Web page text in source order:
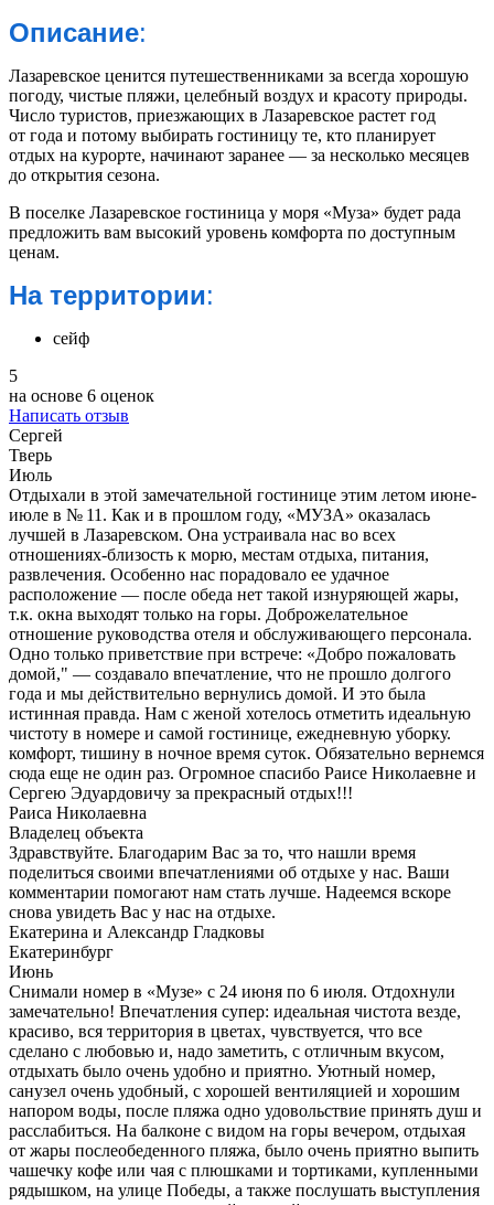
Описание:
Лазаревское ценится путешественниками за всегда хорошую
погоду, чистые пляжи, целебный воздух и красоту природы.
Число туристов, приезжающих в Лазаревское растет год
от года и потому выбирать гостиницу те, кто планирует
отдых на курорте, начинают заранее — за несколько месяцев
до открытия сезона.
В поселке Лазаревское гостиница у моря «Муза» будет рада
предложить вам высокий уровень комфорта по доступным
ценам.
На территории:
сейф
5
на основе 6 оценок
Написать отзыв
Сергей
Тверь
Июль
Отдыхали в этой замечательной гостинице этим летом июне-
июле в № 11. Как и в прошлом году, «МУЗА» оказалась
лучшей в Лазаревском. Она устраивала нас во всех
отношениях-близость к морю, местам отдыха, питания,
развлечения. Особенно нас порадовало ее удачное
расположение — после обеда нет такой изнуряющей жары,
т.к. окна выходят только на горы. Доброжелательное
отношение руководства отеля и обслуживающего персонала.
Одно только приветствие при встрече: «Добро пожаловать
домой," — создавало впечатление, что не прошло долгого
года и мы действительно вернулись домой. И это была
истинная правда. Нам с женой хотелось отметить идеальную
чистоту в номере и самой гостинице, ежедневную уборку.
комфорт, тишину в ночное время суток. Обязательно вернемся
сюда еще не один раз. Огромное спасибо Раисе Николаевне и
Сергею Эдуардовичу за прекрасный отдых!!!
Раиса Николаевна
Владелец объекта
Здравствуйте. Благодарим Вас за то, что нашли время
поделиться своими впечатлениями об отдыхе у нас. Ваши
комментарии помогают нам стать лучше. Надеемся вскоре
снова увидеть Вас у нас на отдыхе.
Екатерина и Александр Гладковы
Екатеринбург
Июнь
Снимали номер в «Музе» с 24 июня по 6 июля. Отдохнули
замечательно! Впечатления супер: идеальная чистота везде,
красиво, вся территория в цветах, чувствуется, что все
сделано с любовью и, надо заметить, с отличным вкусом,
отдыхать было очень удобно и приятно. Уютный номер,
санузел очень удобный, с хорошей вентиляцией и хорошим
напором воды, после пляжа одно удовольствие принять душ и
расслабиться. На балконе с видом на горы вечером, отдыхая
от жары послеобеденного пляжа, было очень приятно выпить
чашечку кофе или чая с плюшками и тортиками, купленными
рядышком, на улице Победы, а также послушать выступления